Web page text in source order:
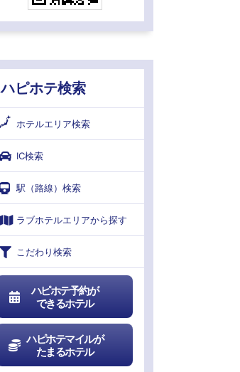
ハピホテ検索
ホテルエリア検索
IC検索
駅（路線）検索
ラブホテルエリアから探す
こだわり検索
ハピホテ予約が
できるホテル
ハピホテマイルが
たまるホテル